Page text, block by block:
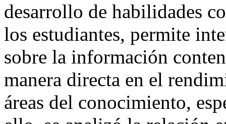
desarrollo de habilidades
los estudiantes, permite
sobre la información
manera directa en el
áreas del conocimiento,